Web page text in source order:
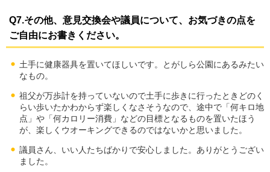
Q7.その他、意見交換会や議員について、お気づきの点を
ご自由にお書きください。
土手に健康器具を置いてほしいです。とがしら公園にあるみたい
なもの。
祖父が万歩計を持っていないので土手に歩きに行ったときどのく
らい歩いたかわからず楽しくなさそうなので、途中で「何キロ地
点」や「何カロリー消費」などの目標となるものを置いたほう
が、楽しくウオーキングできるのではないかと思いました。
議員さん、いい人たちばかりで安心しました。ありがとうござい
ました。